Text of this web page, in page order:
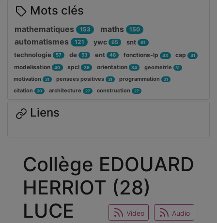
Collège EDOUARD
HERRIOT (28)
LUCE
Video Audio
Mots clés
mathematiques 153 maths 150
automatismes 121 ywc 65 snt 61
technologie 57 de 53 ent 48 fonctions-lp 43 cap 41
modelisation 40 spcl 36 orientation 34 geometrie 31
motivation 31 pensees positives 31 programmation 31
citation 30 architecture 27 construction 27
Liens